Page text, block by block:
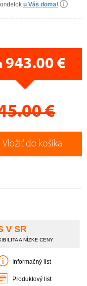
u Vás doma!
943.00 €
€
V SR
A NÍZKE CENY
Informačný list
Produktový list